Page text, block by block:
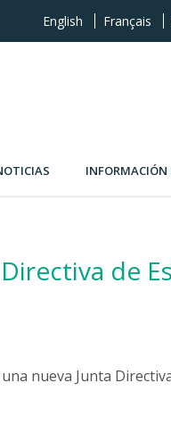
English Français
de
nueva Junta